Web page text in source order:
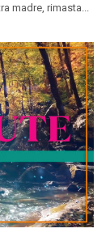
madre, rimasta...